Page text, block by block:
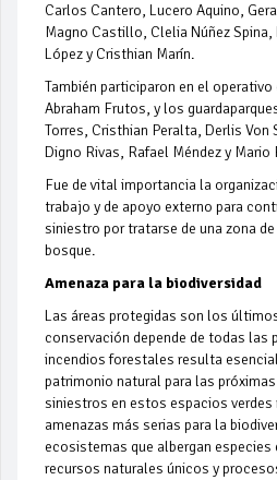
Carlos Cantero, Lucero Aquino,
Magno Castillo, Clelia Núñez
López y Cristhian Marín.
También participaron en el operativo
Abraham Frutos, y los
Torres, Cristhian Peralta, Derlis Von
Digno Rivas, Rafael Méndez y Mario
Fue de vital importancia la
trabajo y de apoyo externo para
siniestro por tratarse de una zona
bosque.
Amenaza para la biodiversidad
Las áreas protegidas son los
conservación depende de todas las
incendios forestales resulta
patrimonio natural para las
siniestros en estos espacios verdes
amenazas más serias para la
ecosistemas que albergan especies
recursos naturales únicos y